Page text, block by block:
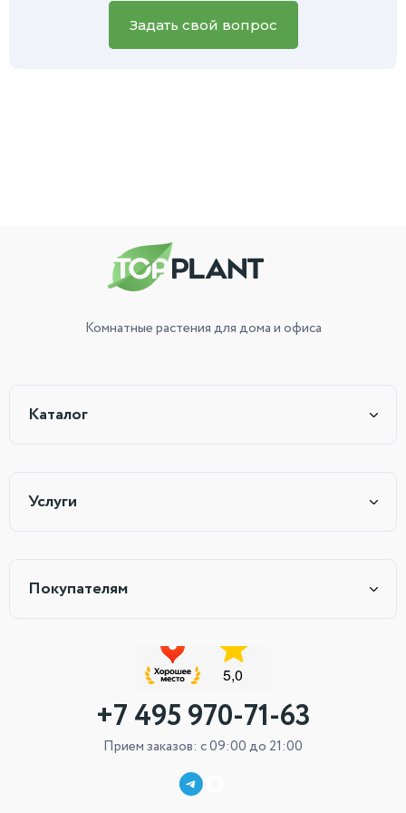
Задать свой вопрос
Комнатные растениядля дома и офиса
Каталог
Услуги
Покупателям
+7 495 970-71-63
Прием заказов: с 09:00 до 21:00